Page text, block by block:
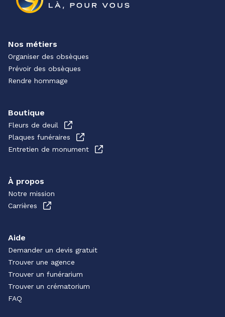
Nos métiers
Organiser des obsèques
Prévoir des obsèques
Rendre hommage
Boutique
Fleurs de deuil
Plaques funéraires
Entretien de monument
À propos
Notre mission
Carrières
Aide
Demander un devis gratuit
Trouver une agence
Trouver un funérarium
Trouver un crématorium
FAQ